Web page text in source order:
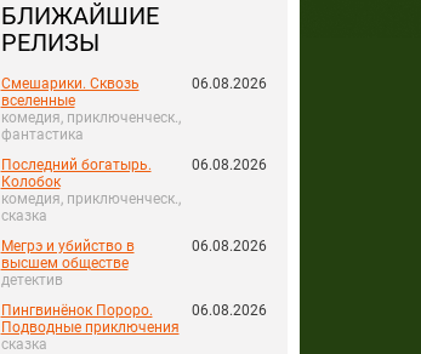
БЛИЖАЙШИЕ
РЕЛИЗЫ
Смешарики. Сквозь
вселенные
комедия, приключенческ.,
фантастика
06.08.2026
Последний богатырь.
Колобок
комедия, приключенческ.,
сказка
06.08.2026
Мегрэ и убийство в
высшем обществе
детектив
06.08.2026
Пингвинёнок Пороро.
Подводные приключения
сказка
06.08.2026